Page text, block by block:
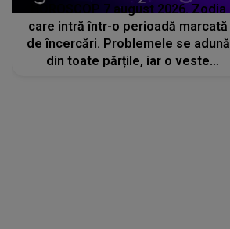
HOROSCOP 7 august 2026. Zodia
care intră într-o perioadă marcată
de încercări. Problemele se adună
din toate părțile, iar o veste